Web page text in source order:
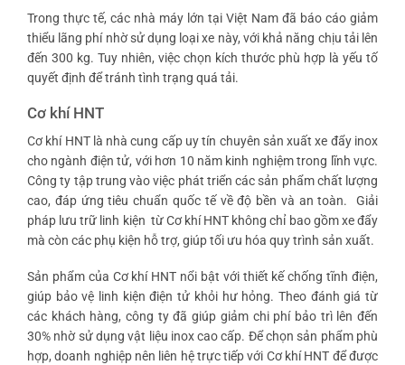
Trong thực tế, các nhà máy lớn tại Việt Nam đã báo cáo giảm
thiểu lãng phí nhờ sử dụng loại xe này, với khả năng chịu tải lên
đến 300 kg. Tuy nhiên, việc chọn kích thước phù hợp là yếu tố
quyết định để tránh tình trạng quá tải.
Cơ khí HNT
Cơ khí HNT là nhà cung cấp uy tín chuyên sản xuất xe đẩy inox
cho ngành điện tử, với hơn 10 năm kinh nghiệm trong lĩnh vực.
Công ty tập trung vào việc phát triển các sản phẩm chất lượng
cao, đáp ứng tiêu chuẩn quốc tế về độ bền và an toàn.
Giải
pháp lưu trữ linh kiện từ Cơ khí HNT không chỉ bao gồm xe đẩy
mà còn các phụ kiện hỗ trợ, giúp tối ưu hóa quy trình sản xuất.
Sản phẩm của Cơ khí HNT nổi bật với thiết kế chống tĩnh điện,
giúp bảo vệ linh kiện điện tử khỏi hư hỏng. Theo đánh giá từ
các khách hàng, công ty đã giúp giảm chi phí bảo trì lên đến
30% nhờ sử dụng vật liệu inox cao cấp. Để chọn sản phẩm phù
hợp, doanh nghiệp nên liên hệ trực tiếp với Cơ khí HNT để được